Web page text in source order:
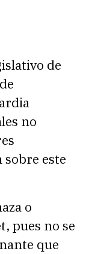
de
no
este
o
pues no se
que